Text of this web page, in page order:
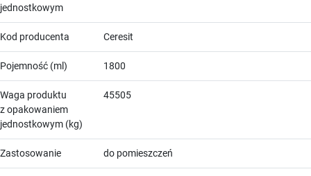
jednostkowym
Kod producenta Ceresit
Pojemność (ml) 1800
Waga produktu
z opakowaniem
jednostkowym (kg)
45505
Zastosowanie do pomieszczeń